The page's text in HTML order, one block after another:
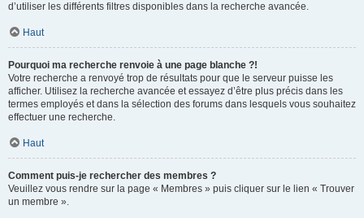
d’utiliser les différents filtres disponibles dans la recherche avancée.
Haut
Pourquoi ma recherche renvoie à une page blanche ?!
Votre recherche a renvoyé trop de résultats pour que le serveur puisse les
afficher. Utilisez la recherche avancée et essayez d’être plus précis dans les
termes employés et dans la sélection des forums dans lesquels vous souhaitez
effectuer une recherche.
Haut
Comment puis-je rechercher des membres ?
Veuillez vous rendre sur la page « Membres » puis cliquer sur le lien « Trouver
un membre ».